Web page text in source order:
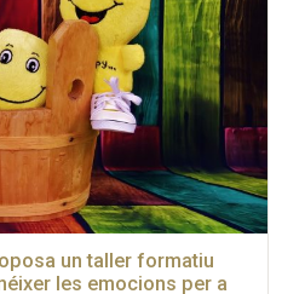
un taller formatiu
les emocions per a